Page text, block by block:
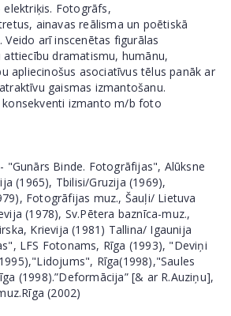
elektriķis. Fotogrāfs,
ainavas reālisma un poētiskā
arī inscenētas figurālas
attiecību dramatismu, humānu,
apliecinošus asociatīvus tēlus panāk ar
gaismas izmantošanu.
izmanto m/b foto
- "Gunārs Binde. Fotogrāfijas", Alūksne
(1965), Tbilisi/Gruzija (1969),
Fotogrāfijas muz., Šauļi/ Lietuva
(1978), Sv.Pētera baznīca-muz.,
Krievija (1981) Tallina/ Igaunija
LFS Fotonams, Rīga (1993), "Deviņi
Rīga(1998),"Saules
(1998).”Deformācija” [& ar R.Auziņu],
(2002)